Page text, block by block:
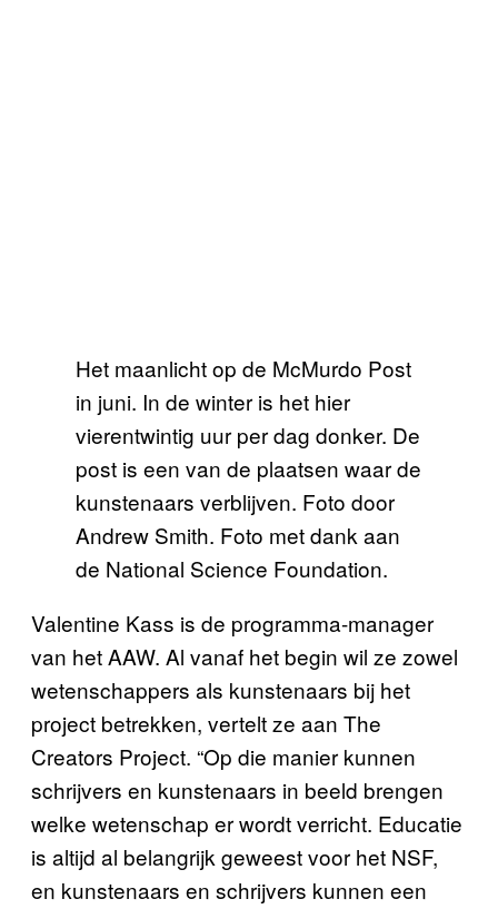
Het maanlicht op de McMurdo Post
in juni. In de winter is het hier
vierentwintig uur per dag donker. De
post is een van de plaatsen waar de
kunstenaars verblijven. Foto door
Andrew Smith. Foto met dank aan
de National Science Foundation.
Valentine Kass is de programma-manager
van het AAW. Al vanaf het begin wil ze zowel
wetenschappers als kunstenaars bij het
project betrekken, vertelt ze aan The
Creators Project. “Op die manier kunnen
schrijvers en kunstenaars in beeld brengen
welke wetenschap er wordt verricht. Educatie
is altijd al belangrijk geweest voor het NSF,
en kunstenaars en schrijvers kunnen een